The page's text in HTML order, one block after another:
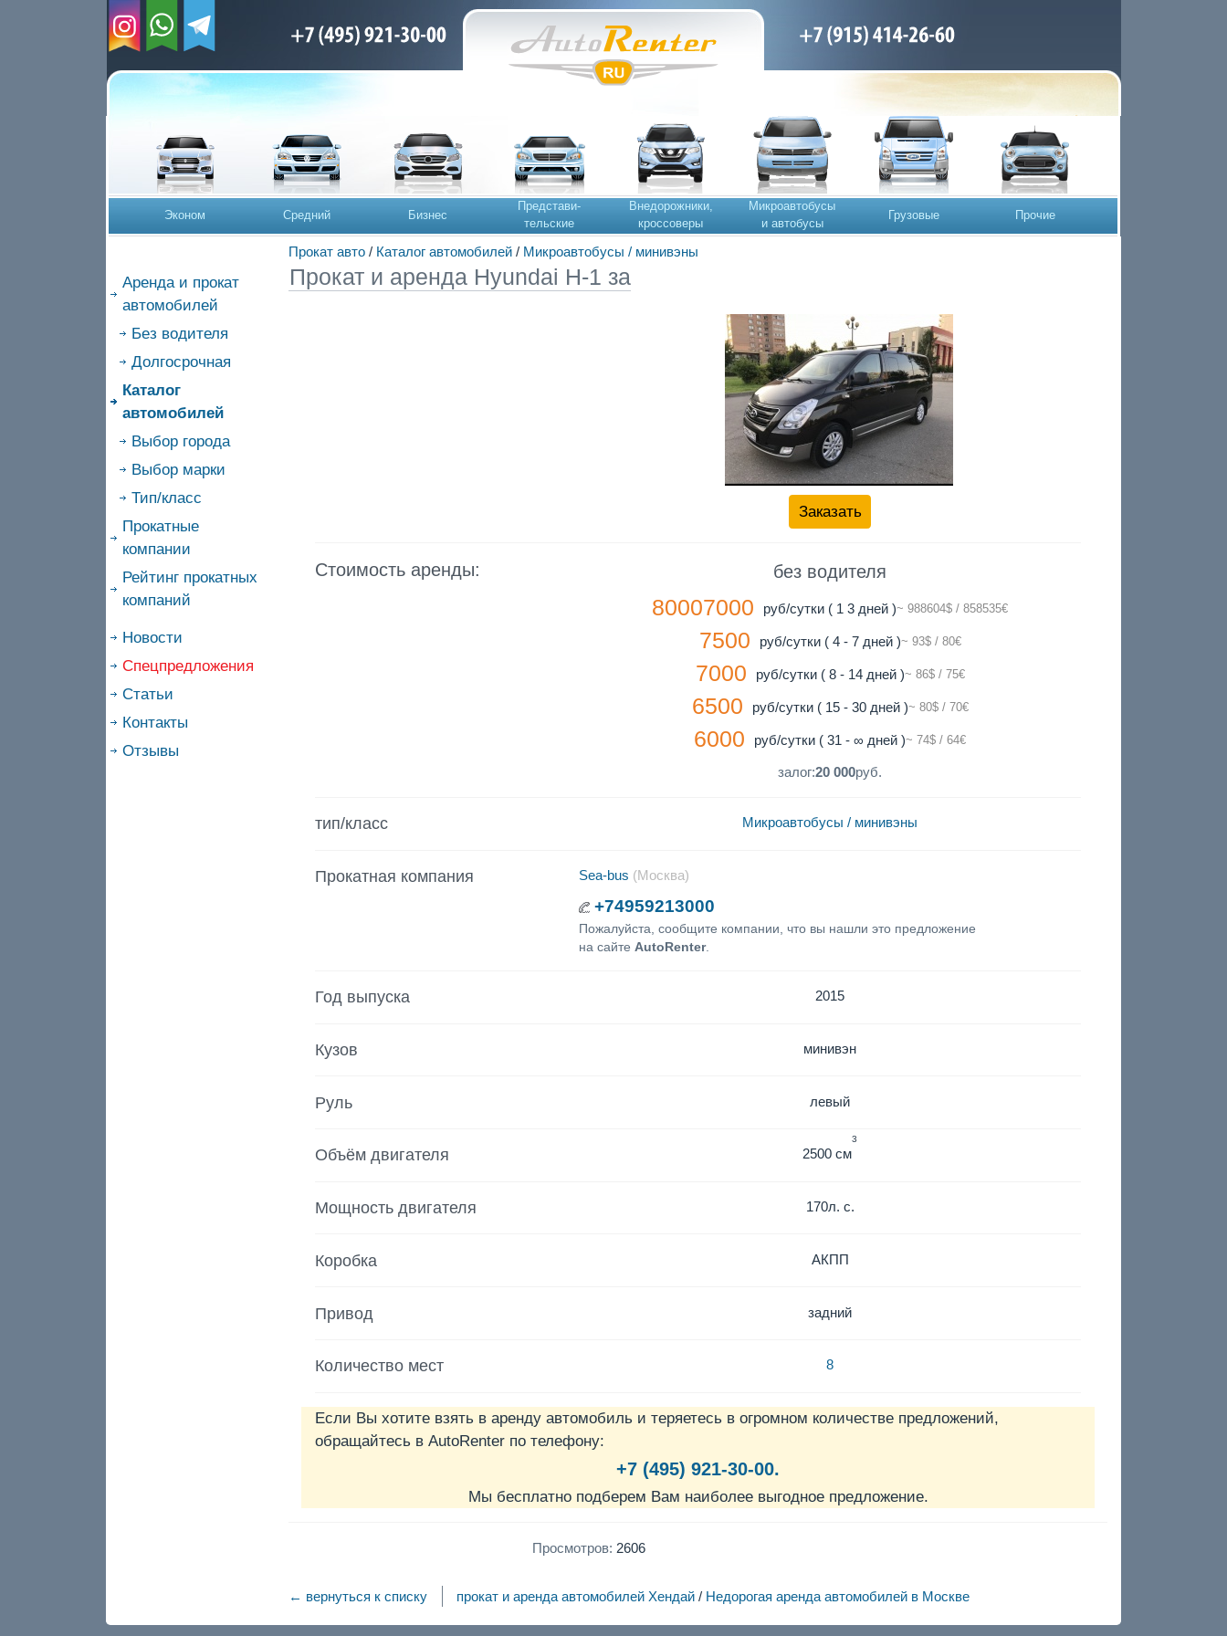
Эконом Средний Бизнес
Представи-
тельские
Внедорожники,
кроссоверы
Микроавтобусы
и автобусы
Грузовые Прочие
Прокат авто/ Каталог автомобилей/ Микроавтобусы / минивэны
Аренда и прокат
автомобилей
Без водителя
Долгосрочная
Каталог
автомобилей
Выбор города
Выбор марки
Тип/класс
Прокатные
компании
Рейтинг прокатных
компаний
Новости
Спецпредложения
Статьи
Контакты
Отзывы
Прокат и аренда Hyundai H-1 за
Заказать
Стоимость аренды: без водителя
80007000 руб/сутки ( 1 3 дней )~ 988604$ / 858535€
7500 руб/сутки ( 4 - 7 дней )~ 93$ / 80€
7000 руб/сутки ( 8 - 14 дней )~ 86$ / 75€
6500 руб/сутки ( 15 - 30 дней )~ 80$ / 70€
6000 руб/сутки ( 31 - ∞ дней )~ 74$ / 64€
залог:20 000руб.
тип/класс Микроавтобусы / минивэны
Прокатная компания Sea-bus (Москва)
+74959213000
Пожалуйста, сообщите компании, что вы нашли это предложение
на сайтеAutoRenter.
Год выпуска 2015
Кузов минивэн
Руль левый
Объём двигателя 2500 см
3
Мощность двигателя 170л. с.
Коробка АКПП
Привод задний
Количество мест 8
Если Вы хотите взять в аренду автомобиль и теряетесь в огромном количестве предложений,
обращайтесь в AutoRenter по телефону:
+7 (495) 921-30-00.
Мы бесплатно подберем Вам наиболее выгодное предложение.
Просмотров: 2606
← вернуться к списку прокат и аренда автомобилей Хендай / Недорогая аренда автомобилей в Москве